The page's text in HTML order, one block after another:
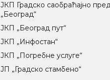
ЈКП Градско саобраћајно
„Београд“
ЈКП „Београд пут“
ЈКП „Инфостан“
ЈКП „Погребне услуге“
ЈП „Градско стамбено“